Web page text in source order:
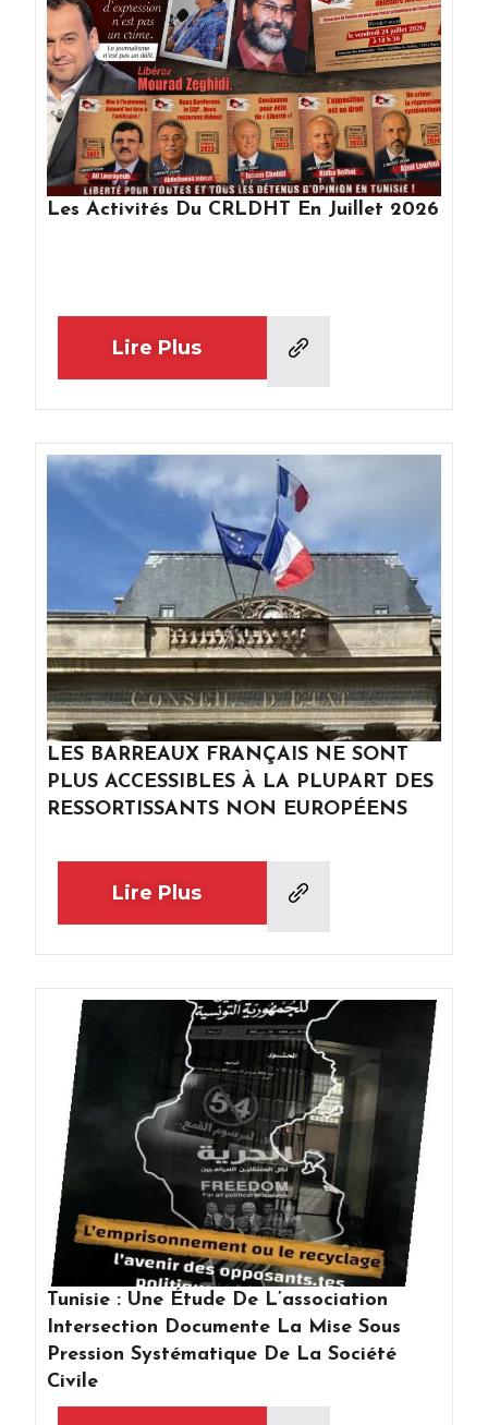
Les Activités Du CRLDHT En Juillet 2026
Lire Plus
LES BARREAUX FRANÇAIS NE SONT
PLUS ACCESSIBLES À LA PLUPART DES
RESSORTISSANTS NON EUROPÉENS
Lire Plus
Tunisie : Une Étude De L’association
Intersection Documente La Mise Sous
Pression Systématique De La Société
Civile